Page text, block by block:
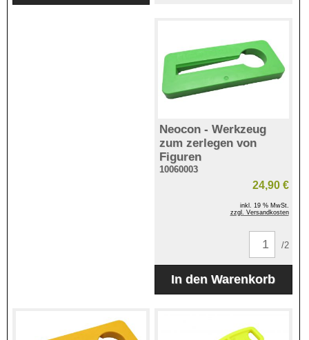
Neocon - Werkzeug
zum zerlegen von
Figuren
10060003
24,90 €
inkl. 19 % MwSt.
zzgl. Versandkosten
/2